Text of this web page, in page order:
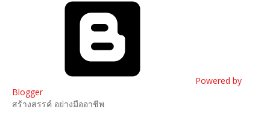
Powered by
Blogger
สร้างสรรค์ อย่างมืออาชีพ